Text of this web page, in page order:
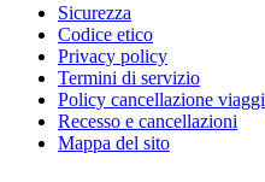
Sicurezza
Codice etico
Privacy policy
Termini di servizio
Policy cancellazione viaggi
Recesso e cancellazioni
Mappa del sito